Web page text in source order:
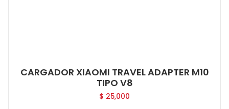
CARGADOR XIAOMI TRAVEL ADAPTER M10
TIPO V8
$ 25,000